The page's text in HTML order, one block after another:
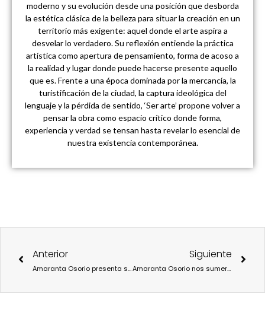
moderno y su evolución desde una posición que desborda
la estética clásica de la belleza para situar la creación en un
territorio más exigente: aquel donde el arte aspira a
desvelar lo verdadero. Su reflexión entiende la práctica
artística como apertura de pensamiento, forma de acoso a
la realidad y lugar donde puede hacerse presente aquello
que es. Frente a una época dominada por la mercancía, la
turistificación de la ciudad, la captura ideológica del
lenguaje y la pérdida de sentido, ‘Ser arte’ propone volver a
pensar la obra como espacio crítico donde forma,
experiencia y verdad se tensan hasta revelar lo esencial de
nuestra existencia contemporánea.
Anterior
Amaranta Osorio presenta su último libro, “La trilogía del recuerdo”, una recopilación de tres textos teatrales sobre la memoria de la violencia
Siguiente
Amaranta Osorio nos sumerge en un viaje vital y conmovedor con su último libro: “Trilogía del recuerdo”